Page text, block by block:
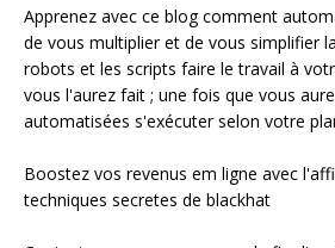
Apprenez avec ce blog comment
de vous multiplier et de vous simplifier
robots et les scripts faire le travail à
vous l'aurez fait ; une fois que vous
automatisées s'exécuter selon votre
Boostez vos revenus em ligne avec
techniques secretes de blackhat